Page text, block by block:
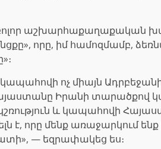
բոլոր աշխարհաքաղաքական
որը, իմ համոզմամբ,
ոչ միայն
Իրանի տարածքով
և կապահովի
է, որը մենք առաջարկում
— եզրափակեց ես։